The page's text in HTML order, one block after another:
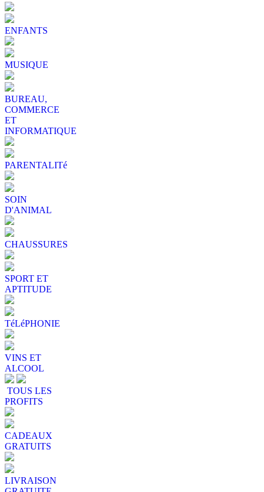
ENFANTS
MUSIQUE
BUREAU,
COMMERCE
ET
INFORMATIQUE
PARENTALITé
SOIN
D'ANIMAL
CHAUSSURES
SPORT ET
APTITUDE
TéLéPHONIE
VINS ET
ALCOOL
TOUS LES
PROFITS
CADEAUX
GRATUITS
LIVRAISON